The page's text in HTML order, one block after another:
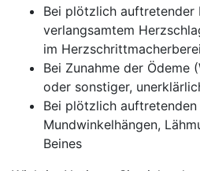
Bei plötzlich auftretender
verlangsamtem
im
Bei Zunahme der Ödeme
oder sonstiger,
Bei plötzlich
Mundwinkelhängen,
Beines